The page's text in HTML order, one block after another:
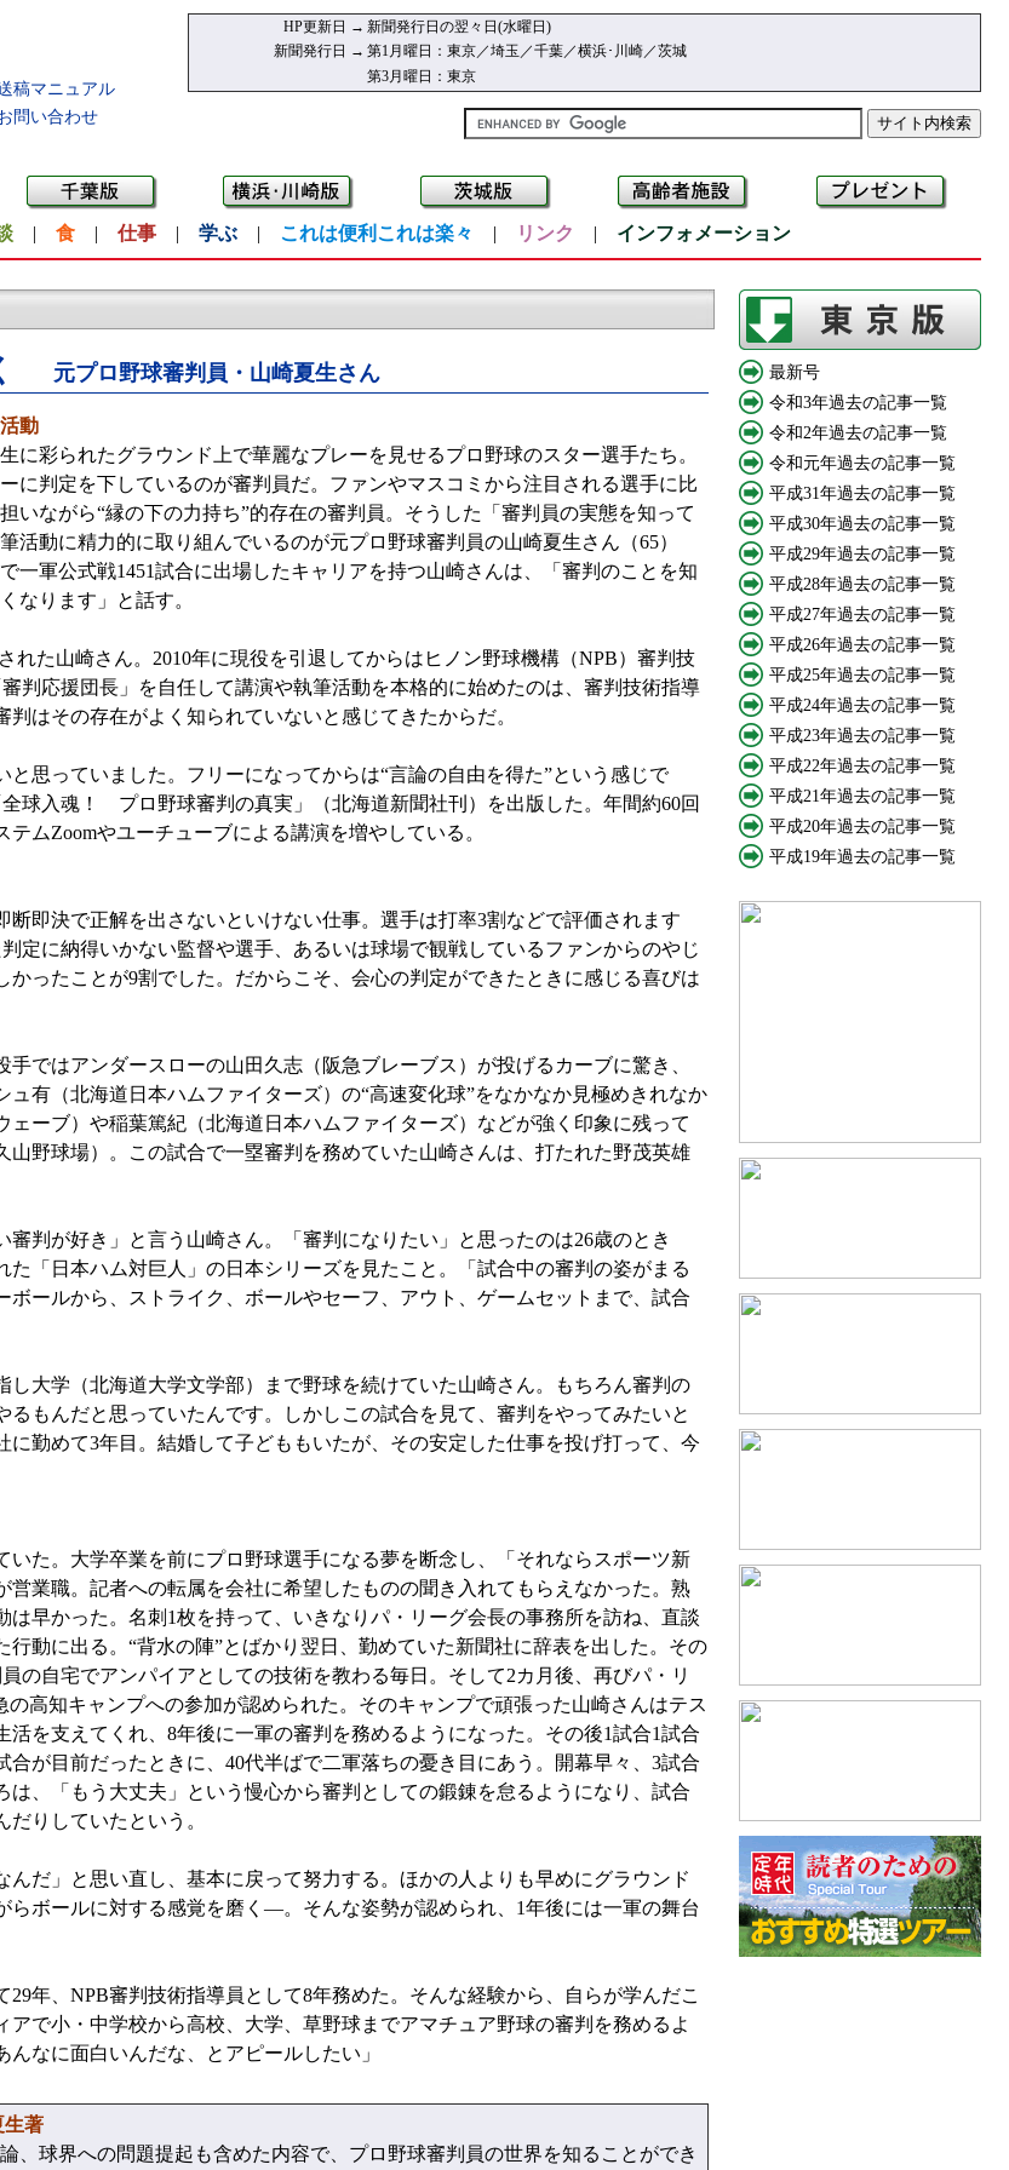
稿マニュアル
問い合わせ
HP更新日 → 新聞発行日の翌々日(水曜日)
新聞発行日 → 第1月曜日：東京／埼玉／千葉／横浜･川崎／茨城
第3月曜日：東京
| 食 | 仕事 | 学ぶ | これは便利これは楽々 | リンク | インフォメーション
元プロ野球審判員・山崎夏生さん
動
に彩られたグラウンド上で華麗なプレーを見せるプロ野球のスター選手たち。
に判定を下しているのが審判員だ。ファンやマスコミから注目される選手に比
いながら“縁の下の力持ち”的存在の審判員。そうした「審判員の実態を知って
活動に精力的に取り組んでいるのが元プロ野球審判員の山崎夏生さん（65）
一軍公式戦1451試合に出場したキャリアを持つ山崎さんは、「審判のことを知
なります」と話す。
た山崎さん。2010年に現役を引退してからはヒノン野球機構（NPB）審判技
判応援団長」を自任して講演や執筆活動を本格的に始めたのは、審判技術指導
はその存在がよく知られていないと感じてきたからだ。
思っていました。フリーになってからは“言論の自由を得た”という感じで
球入魂！ プロ野球審判の真実」（北海道新聞社刊）を出版した。年間約60回
ムZoomやユーチューブによる講演を増やしている。
即決で正解を出さないといけない仕事。選手は打率3割などで評価されます
定に納得いかない監督や選手、あるいは球場で観戦しているファンからのやじ
ったことが9割でした。だからこそ、会心の判定ができたときに感じる喜びは
ではアンダースローの山田久志（阪急ブレーブス）が投げるカーブに驚き、
有（北海道日本ハムファイターズ）の“高速変化球”をなかなか見極めきれなか
ーブ）や稲葉篤紀（北海道日本ハムファイターズ）などが強く印象に残って
野球場）。この試合で一塁審判を務めていた山崎さんは、打たれた野茂英雄
判が好き」と言う山崎さん。「審判になりたい」と思ったのは26歳のとき
「日本ハム対巨人」の日本シリーズを見たこと。「試合中の審判の姿がまる
ールから、ストライク、ボールやセーフ、アウト、ゲームセットまで、試合
大学（北海道大学文学部）まで野球を続けていた山崎さん。もちろん審判の
もんだと思っていたんです。しかしこの試合を見て、審判をやってみたいと
勤めて3年目。結婚して子どももいたが、その安定した仕事を投げ打って、今
た。大学卒業を前にプロ野球選手になる夢を断念し、「それならスポーツ新
業職。記者への転属を会社に希望したものの聞き入れてもらえなかった。熟
早かった。名刺1枚を持って、いきなりパ・リーグ会長の事務所を訪ね、直談
動に出る。“背水の陣”とばかり翌日、勤めていた新聞社に辞表を出した。その
の自宅でアンパイアとしての技術を教わる毎日。そして2カ月後、再びパ・リ
高知キャンプへの参加が認められた。そのキャンプで頑張った山崎さんはテス
を支えてくれ、8年後に一軍の審判を務めるようになった。その後1試合1試合
が目前だったときに、40代半ばで二軍落ちの憂き目にあう。開幕早々、3試合
、「もう大丈夫」という慢心から審判としての鍛錬を怠るようになり、試合
りしていたという。
だ」と思い直し、基本に戻って努力する。ほかの人よりも早めにグラウンド
ボールに対する感覚を磨く―。そんな姿勢が認められ、1年後には一軍の舞台
年、NPB審判技術指導員として8年務めた。そんな経験から、自らが学んだこ
で小・中学校から高校、大学、草野球までアマチュア野球の審判を務めるよ
なに面白いんだな、とアピールしたい」
生著
球界への問題提起も含めた内容で、プロ野球審判員の世界を知ることができ
最新号
令和3年過去の記事一覧
令和2年過去の記事一覧
令和元年過去の記事一覧
平成31年過去の記事一覧
平成30年過去の記事一覧
平成29年過去の記事一覧
平成28年過去の記事一覧
平成27年過去の記事一覧
平成26年過去の記事一覧
平成25年過去の記事一覧
平成24年過去の記事一覧
平成23年過去の記事一覧
平成22年過去の記事一覧
平成21年過去の記事一覧
平成20年過去の記事一覧
平成19年過去の記事一覧